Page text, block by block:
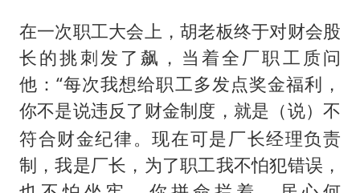
在一次职工大会上，胡老板终于对财会股
长的挑刺发了飙，当着全厂职工质问
他：“每次我想给职工多发点奖金福利，
你不是说违反了财金制度，就是 （说）不
符合财金纪律。现在可是厂长经理负责
制，我是厂长，为了职工我不怕犯错误，